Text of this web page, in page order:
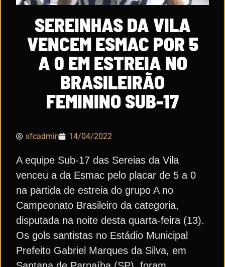
SEREINHAS DA VILA
VENCEM ESMAC POR 5
A 0 EM ESTREIA NO
BRASILEIRÃO
FEMININO SUB-17
sfcadmin 14/04/2022
A equipe Sub-17 das Sereias da Vila
venceu a da Esmac pelo placar de 5 a 0
na partida de estreia do grupo A no
Campeonato Brasileiro da categoria,
disputada na noite desta quarta-feira (13).
Os gols santistas no Estádio Municipal
Prefeito Gabriel Marques da Silva, em